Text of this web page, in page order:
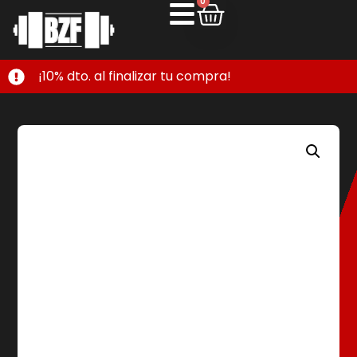
¡10% dto. al finalizar tu compra!